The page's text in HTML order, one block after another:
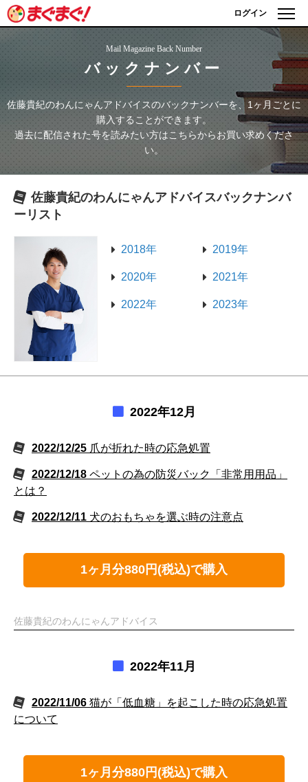
ログイン
Mail Magazine Back Number
バックナンバー
佐藤貴紀のわんにゃんアドバイスのバックナンバーを、1ヶ月ごとに
購入することができます。
過去に配信された号を読みたい方はこちらからお買い求めくださ
い。
佐藤貴紀のわんにゃんアドバイスバックナンバ
ーリスト
2018年 2019年
2020年 2021年
2022年 2023年
2022年12月
2022/12/25 爪が折れた時の応急処置
2022/12/18 ペットの為の防災バック「非常用用品」
とは？
2022/12/11 犬のおもちゃを選ぶ時の注意点
1ヶ月分880円(税込)で購入
佐藤貴紀のわんにゃんアドバイス
2022年11月
2022/11/06 猫が「低血糖」を起こした時の応急処置
について
1ヶ月分880円(税込)で購入